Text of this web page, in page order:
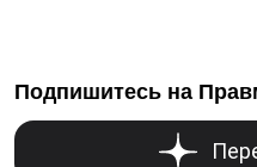
Подпишитесь на